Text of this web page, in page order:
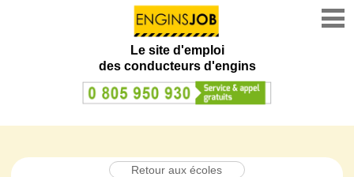
Le site d'emploi
des conducteurs d'engins
Retour aux écoles